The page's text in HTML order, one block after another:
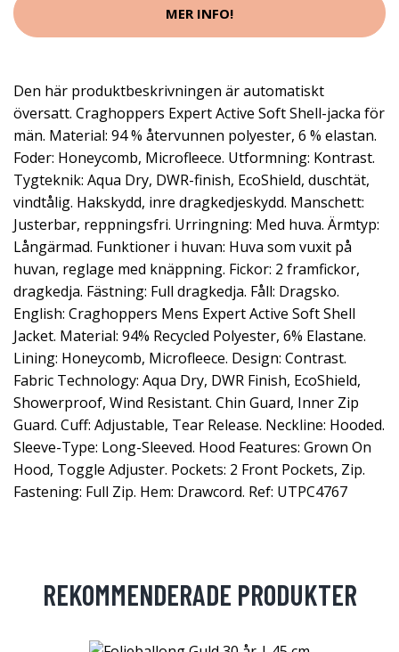
MER INFO!
Den här produktbeskrivningen är automatiskt
översatt. Craghoppers Expert Active Soft Shell-jacka för
män. Material: 94 % återvunnen polyester, 6 % elastan.
Foder: Honeycomb, Microfleece. Utformning: Kontrast.
Tygteknik: Aqua Dry, DWR-finish, EcoShield, duschtät,
vindtålig. Hakskydd, inre dragkedjeskydd. Manschett:
Justerbar, reppningsfri. Urringning: Med huva. Ärmtyp:
Långärmad. Funktioner i huvan: Huva som vuxit på
huvan, reglage med knäppning. Fickor: 2 framfickor,
dragkedja. Fästning: Full dragkedja. Fåll: Dragsko.
English: Craghoppers Mens Expert Active Soft Shell
Jacket. Material: 94% Recycled Polyester, 6% Elastane.
Lining: Honeycomb, Microfleece. Design: Contrast.
Fabric Technology: Aqua Dry, DWR Finish, EcoShield,
Showerproof, Wind Resistant. Chin Guard, Inner Zip
Guard. Cuff: Adjustable, Tear Release. Neckline: Hooded.
Sleeve-Type: Long-Sleeved. Hood Features: Grown On
Hood, Toggle Adjuster. Pockets: 2 Front Pockets, Zip.
Fastening: Full Zip. Hem: Drawcord. Ref: UTPC4767
REKOMMENDERADE PRODUKTER